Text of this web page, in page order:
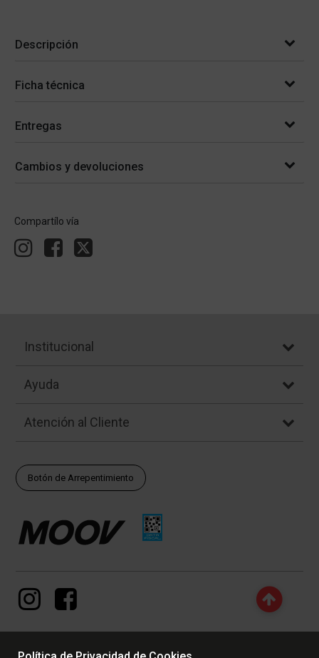
Descripción
Ficha técnica
Entregas
Cambios y devoluciones
Compartílo vía
Institucional
Ayuda
Atención al Cliente
Botón de Arrepentimiento